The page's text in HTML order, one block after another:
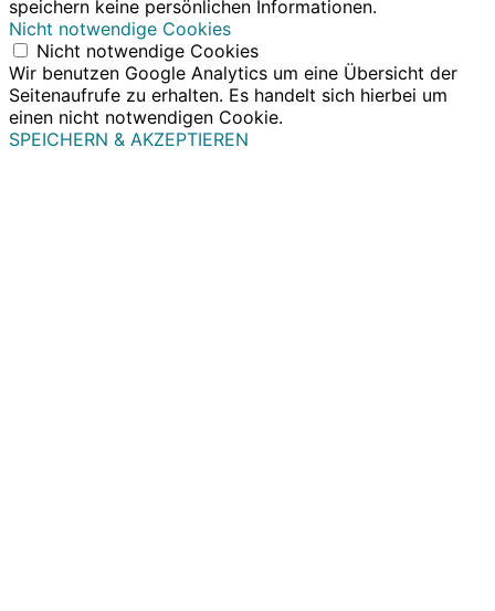
speichern keine persönlichen Informationen.
Nicht notwendige Cookies
Nicht notwendige Cookies
Wir benutzen Google Analytics um eine Übersicht der
Seitenaufrufe zu erhalten. Es handelt sich hierbei um
einen nicht notwendigen Cookie.
SPEICHERN & AKZEPTIEREN